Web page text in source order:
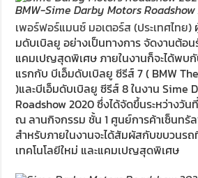
BMW-Sime Darby Motors
เพอร์ฟอร์แมนซ์ มอเตอร์ส (ประเทศไทย)
มดับเบิลยู อย่างเป็นทางการ จัดงานต้อ
แคมเปญสุดพิเศษ ภายในงานก็จะได้พบกั
แรกกับ บีเอ็มดับเบิลยู ซีรีส์ 7 ( BMW
)และบีเอ็มดับเบิลยู ซีรีส์ 8 ในงาน Sime
Roadshow 2020 ซึ่งได้จัดขึ้นระหว่างวั
ณ ลานกิจกรรม ชั้น 1 ศูนย์การค้าเซ็นทรั
สำหรับภายในงานจะได้สัมผัสกับขบวนร
เทคโนโลยีใหม่ และแคมเปญสุดพิเศษ